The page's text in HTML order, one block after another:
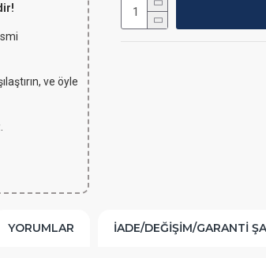
ve öyle
YORUMLAR İADE/DEĞIŞIM/GARANTI